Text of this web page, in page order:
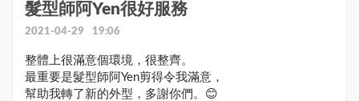
髮型師阿Yen很好服務
2021-04-29 19:06
整體上很滿意個環境，很整齊。
最重要是髮型師阿Yen剪得令我滿意，
幫助我轉了新的外型，多謝你們。😊